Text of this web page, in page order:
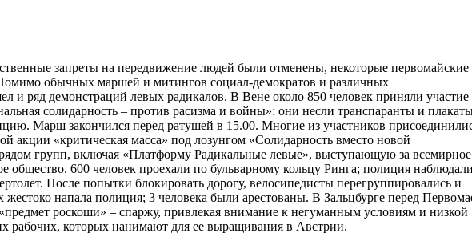
запреты на передвижение людей были отменены, некоторые первомайские
обычных маршей и митингов социал-демократов и различных
и ряд демонстраций левых радикалов. В Вене около 850 человек приняли участие
солидарность – против расизма и войны»: они несли транспаранты и
Марш закончился перед ратушей в 15.00. Многие из участников
акции «критическая масса» под лозунгом «Солидарность вместо новой
групп, включая «Платформу Радикальные левые», выступающую за всемирное
общество. 600 человек проехали по бульварному кольцу Ринга; полиция
После попытки блокировать дорогу, велосипедисты перегруппировались и
жестоко напала полиция; 3 человека были арестованы. В Зальцбурге перед
роскоши» – спаржу, привлекая внимание к негуманным условиям и низкой
рабочих, которых нанимают для ее выращивания в Австрии.